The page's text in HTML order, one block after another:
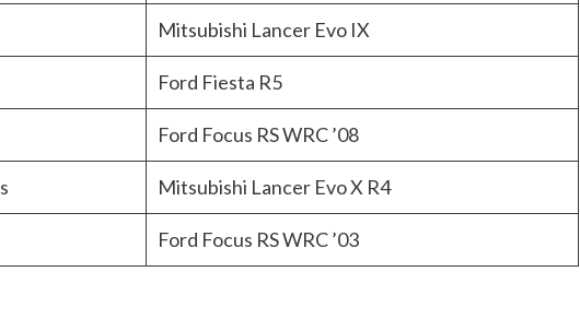
Mitsubishi Lancer Evo IX
Ford Fiesta R5
Ford Focus RS WRC ’08
Mitsubishi Lancer Evo X R4
Ford Focus RS WRC ’03